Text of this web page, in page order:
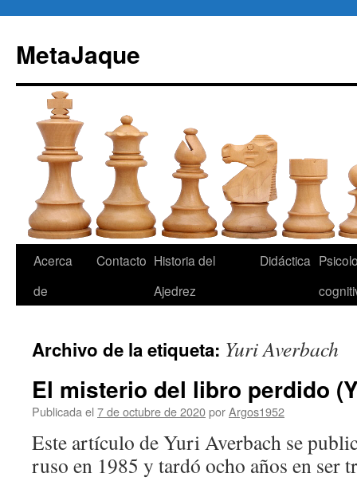
contenido
MetaJaque
Acerca
de
Contacto Historia del
Ajedrez
Didáctica
Archivo de la etiqueta: Yuri Averbach
El misterio del libro perdido
Publicada el 7 de octubre de 2020porArgos1952
Este artículo de Yuri Averbach se
ruso en 1985 y tardó ocho años en ser